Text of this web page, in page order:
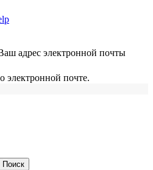
адрес электронной почты
электронной почте.